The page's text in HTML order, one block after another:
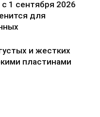
1 сентября 2026
для
и жестких
пластинами